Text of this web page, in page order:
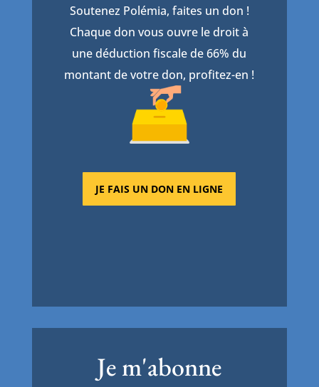
Soutenez Polémia, faites un don !
Chaque don vous ouvre le droit à
une déduction fiscale de 66% du
montant de votre don, profitez-en !
JE FAIS UN DON EN LIGNE
Je m'abonne